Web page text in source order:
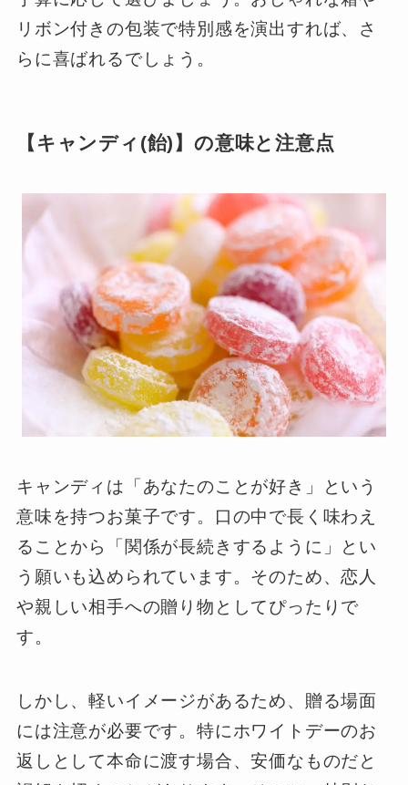
リボン付きの包装で特別感を演出すれば、さ
らに喜ばれるでしょう。
【キャンディ(飴)】の意味と注意点
キャンディは「あなたのことが好き」という
意味を持つお菓子です。口の中で長く味わえ
ることから「関係が長続きするように」とい
う願いも込められています。そのため、恋人
や親しい相手への贈り物としてぴったりで
す。
しかし、軽いイメージがあるため、贈る場面
には注意が必要です。特にホワイトデーのお
返しとして本命に渡す場合、安価なものだと